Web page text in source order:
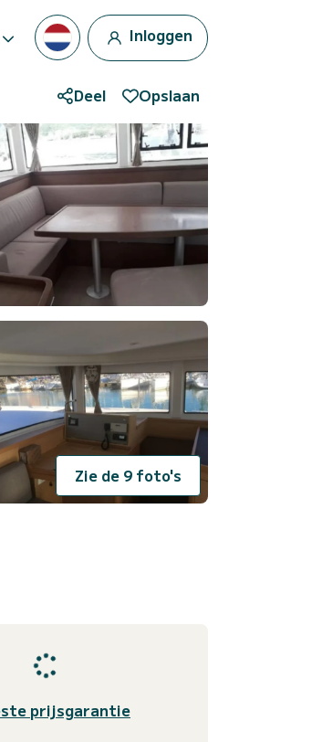
Inloggen
Deel Opslaan
Zie de 9 foto's
prijsgarantie